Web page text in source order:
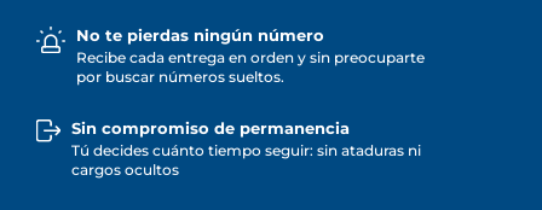
No te pierdas ningún número
Recibe cada entrega en orden y sin preocuparte
por buscar números sueltos.
Sin compromiso de permanencia
Tú decides cuánto tiempo seguir: sin ataduras ni
cargos ocultos